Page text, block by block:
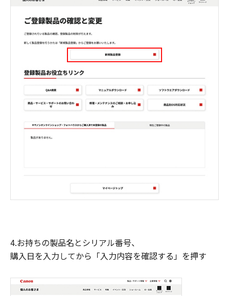
4.お持ちの製品名とシリアル番号、
購入日を入力してから「入力内容を確認する」を押す